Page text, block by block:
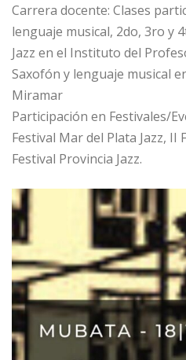
Carrera docente: Clases
lenguaje musical, 2do, 3ro y
Jazz en el Instituto del
Saxofón y lenguaje musical
Miramar
Participación en Festivales/
Festival Mar del Plata Jazz, II
Festival Provincia Jazz.